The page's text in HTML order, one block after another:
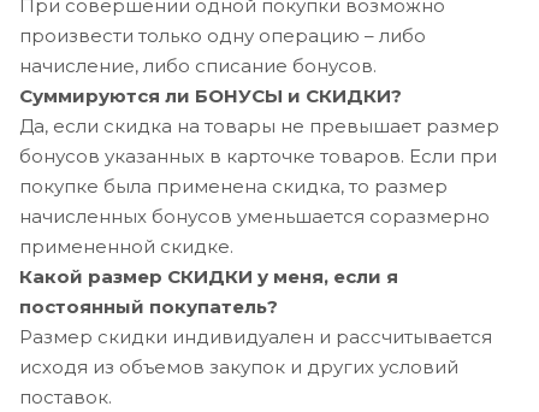
При совершении одной покупки возможно
произвести только одну операцию – либо
начисление, либо списание бонусов.
Суммируются ли БОНУСЫ и СКИДКИ?
Да, если скидка на товары не превышает размер
бонусов указанных в карточке товаров. Если при
покупке была применена скидка, то размер
начисленных бонусов уменьшается соразмерно
примененной скидке.
Какой размер СКИДКИ у меня, если я
постоянный покупатель?
Размер скидки индивидуален и рассчитывается
исходя из объемов закупок и других условий
поставок.